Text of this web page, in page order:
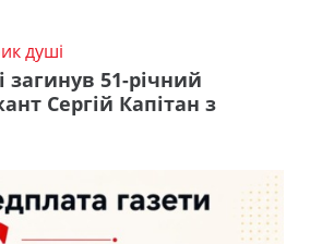
душі
51-річний
Сергій Капітан з